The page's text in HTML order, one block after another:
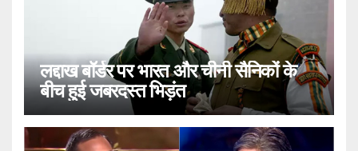
लद्दाख बॉर्डर पर भारत और चीनी सैनिकों के
बीच हुई जबरदस्त भिड़ंत